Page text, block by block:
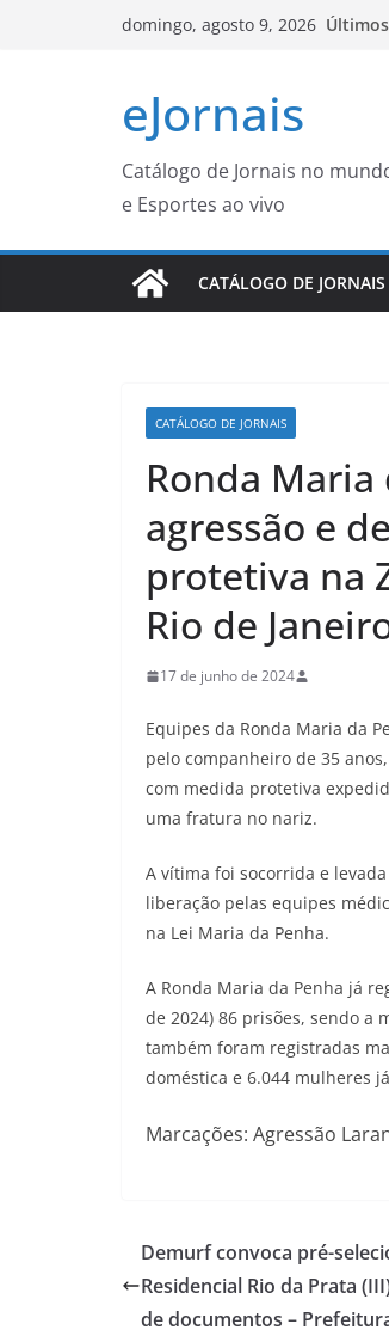
domingo, agosto 9, 2026
eJornais
Catálogo de Jornais no
e Esportes ao vivo
CATÁLOGO DE JORNAIS
CATÁLOGO DE JORNAIS
Ronda
agressão e
protetiva na
Rio de
17 de junho de 2024
Equipes da Ronda Maria da
pelo companheiro de 35
com medida protetiva
uma fratura no nariz.
A vítima foi socorrida e
liberação pelas equipes
na Lei Maria da Penha.
A Ronda Maria da Penha já
de 2024) 86 prisões, sendo a
também foram registradas
doméstica e 6.044 mulheres
Marcações: Agressão
Demurf convoca pré-
Residencial Rio da Prata
de documentos –